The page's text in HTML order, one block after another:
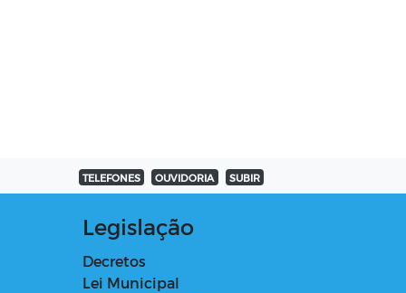
TELEFONES OUVIDORIA SUBIR
Legislação
Decretos
Lei Municipal